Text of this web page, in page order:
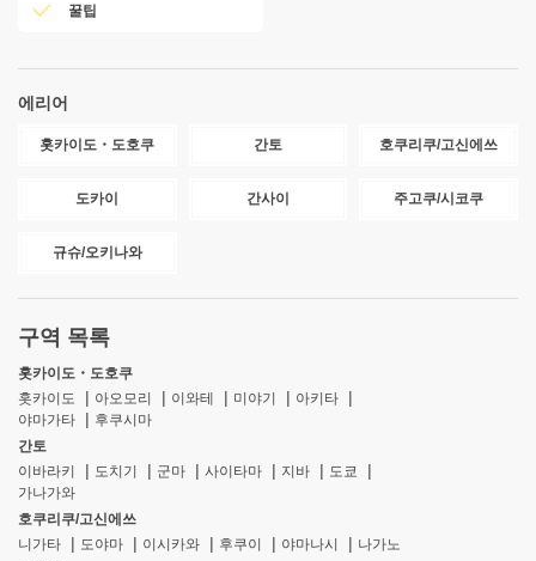
꿀팁
에리어
홋카이도・도호쿠 간토 호쿠리쿠/고신에쓰
도카이 간사이 주고쿠/시코쿠
규슈/오키나와
구역 목록
홋카이도・도호쿠
홋카이도
아오모리 이와테 미야기
아키타
야마가타
후쿠시마
간토
이바라키
도치기 군마 사이타마 지바
도쿄
가나가와
호쿠리쿠/고신에쓰
니가타
도야마 이시카와 후쿠이 야마나시
나가노